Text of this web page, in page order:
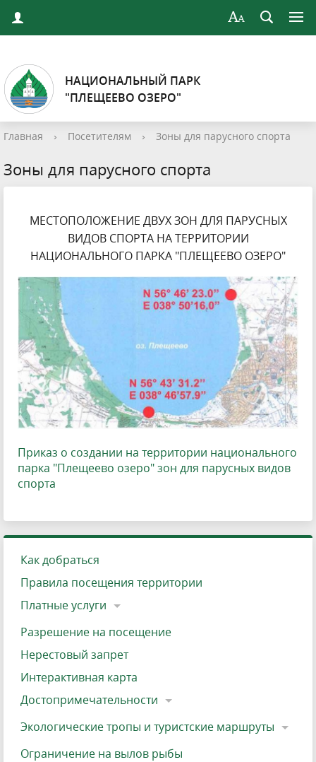
НАЦИОНАЛЬНЫЙ ПАРК
"ПЛЕЩЕЕВО ОЗЕРО"
Главная › Посетителям › Зоны для парусного спорта
Зоны для парусного спорта
МЕСТОПОЛОЖЕНИЕ ДВУХ ЗОН ДЛЯ ПАРУСНЫХ
ВИДОВ СПОРТА НА ТЕРРИТОРИИ
НАЦИОНАЛЬНОГО ПАРКА "ПЛЕЩЕЕВО ОЗЕРО"
Приказ о создании на территории национального
парка "Плещеево озеро" зон для парусных видов
спорта
Как добраться
Правила посещения территории
Платные услуги
Разрешение на посещение
Нерестовый запрет
Интерактивная карта
Достопримечательности
Экологические тропы и туристские маршруты
Ограничение на вылов рыбы